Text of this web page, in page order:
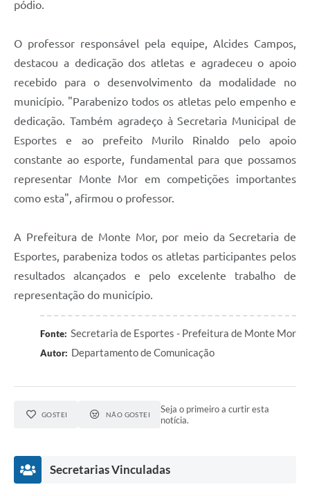
pódio.
O professor responsável pela equipe, Alcides Campos,
destacou a dedicação dos atletas e agradeceu o apoio
recebido para o desenvolvimento da modalidade no
município. "Parabenizo todos os atletas pelo empenho e
dedicação. Também agradeço à Secretaria Municipal de
Esportes e ao prefeito Murilo Rinaldo pelo apoio
constante ao esporte, fundamental para que possamos
representar Monte Mor em competições importantes
como esta", afirmou o professor.
A Prefeitura de Monte Mor, por meio da Secretaria de
Esportes, parabeniza todos os atletas participantes pelos
resultados alcançados e pelo excelente trabalho de
representação do município.
Fonte: Secretaria de Esportes - Prefeitura de Monte Mor
Autor: Departamento de Comunicação
GOSTEI NÃO GOSTEI
Seja o primeiro a curtir esta
notícia.
Secretarias Vinculadas